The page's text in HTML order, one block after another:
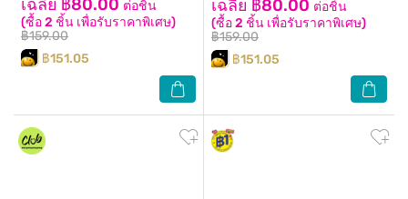
เฉลี่ย ฿80.00 ต่อชิ้น
(ซื้อ 2 ชิ้น เพื่อรับราคาพิเศษ)
฿159.00
฿151.05
เฉลี่ย ฿80.00 ต่อชิ้น
(ซื้อ 2 ชิ้น เพื่อรับราคาพิเศษ)
฿159.00
฿151.05